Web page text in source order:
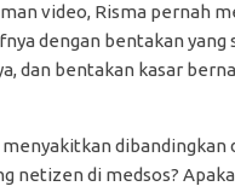
video, Risma pernah
dengan bentakan yang
dan bentakan kasar
dibandingkan
netizen di medsos?